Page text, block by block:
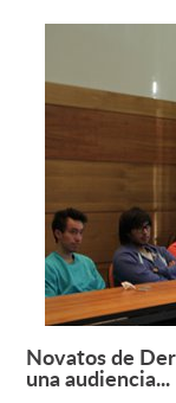
Novatos de
una audiencia...